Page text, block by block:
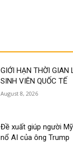
GIỚI HẠN THỜI GIAN
SINH VIÊN QUỐC TẾ
August 8, 2026
Đề xuất giúp người
nổ AI của ông Trump